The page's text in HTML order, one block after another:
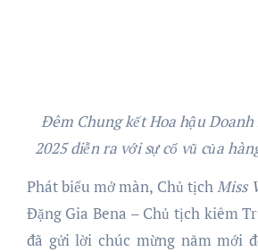
Đêm Chung kết Hoa hậu
2025 diễn ra với sự cổ vũ của
Phát biểu mở màn, Chủ tịchMiss
Đặng Gia Bena – Chủ tịch kiêm
đã gửi lời chúc mừng năm mới